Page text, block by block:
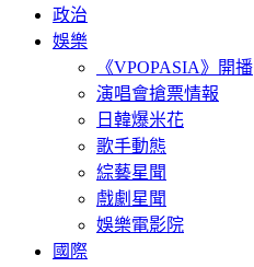
政治
娛樂
《VPOPASIA》開播
演唱會搶票情報
日韓爆米花
歌手動態
綜藝星聞
戲劇星聞
娛樂電影院
國際